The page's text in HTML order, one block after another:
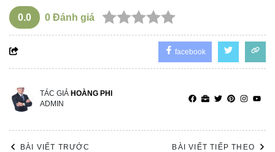
0.0 0 Đánh giá
facebook
TÁC GIẢ HOÀNG PHI
ADMIN
BÀI VIẾT TRƯỚC BÀI VIẾT TIẾP THEO